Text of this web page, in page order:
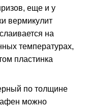
еще и у
вермикулит
на
температурах,
пластинка
по толщине
можно